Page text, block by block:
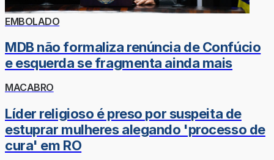
EMBOLADO
MDB não formaliza renúncia de Confúcio
e esquerda se fragmenta ainda mais
MACABRO
Líder religioso é preso por suspeita de
estuprar mulheres alegando 'processo de
cura' em RO